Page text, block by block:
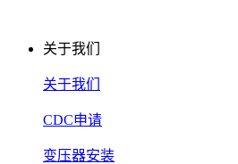
关于我们
关于我们
CDC申请
变压器安装